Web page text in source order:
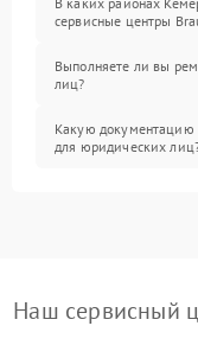
сервисные центры
Выполняете ли вы
лиц?
Какую документацию
для юридических
Наш сервисный